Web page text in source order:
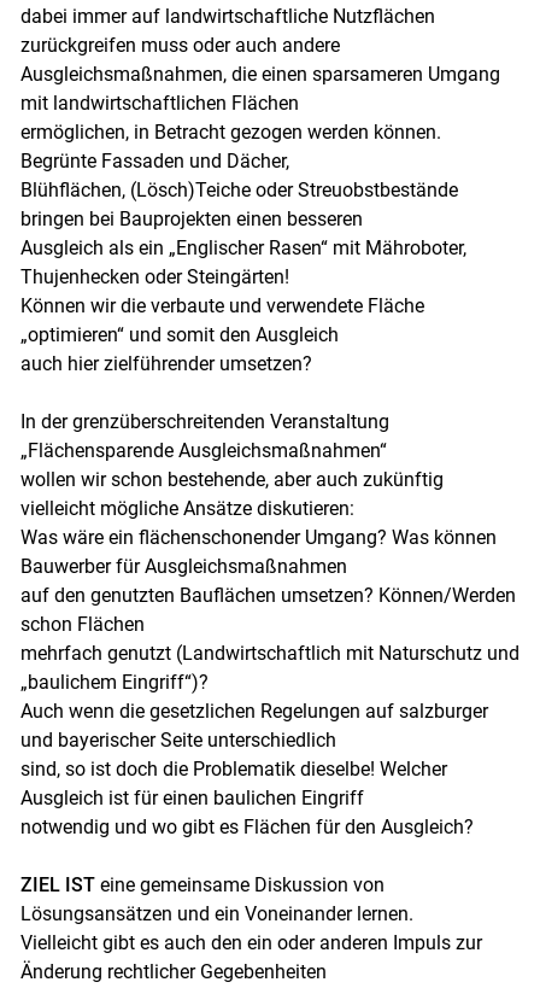
Skip to main content
dabei immer auf landwirtschaftliche Nutzflächen
zurückgreifen muss oder auch andere
Ausgleichsmaßnahmen, die einen sparsameren Umgang
mit landwirtschaftlichen Flächen
ermöglichen, in Betracht gezogen werden können.
Begrünte Fassaden und Dächer,
Blühflächen, (Lösch)Teiche oder Streuobstbestände
bringen bei Bauprojekten einen besseren
Ausgleich als ein „Englischer Rasen“ mit Mähroboter,
Thujenhecken oder Steingärten!
Können wir die verbaute und verwendete Fläche
„optimieren“ und somit den Ausgleich
auch hier zielführender umsetzen?
In der grenzüberschreitenden Veranstaltung
„Flächensparende Ausgleichsmaßnahmen“
wollen wir schon bestehende, aber auch zukünftig
vielleicht mögliche Ansätze diskutieren:
Was wäre ein flächenschonender Umgang? Was können
Bauwerber für Ausgleichsmaßnahmen
auf den genutzten Bauflächen umsetzen? Können/Werden
schon Flächen
mehrfach genutzt (Landwirtschaftlich mit Naturschutz und
„baulichem Eingriff“)?
Auch wenn die gesetzlichen Regelungen auf salzburger
und bayerischer Seite unterschiedlich
sind, so ist doch die Problematik dieselbe! Welcher
Ausgleich ist für einen baulichen Eingriff
notwendig und wo gibt es Flächen für den Ausgleich?
ZIEL ISTeine gemeinsame Diskussion von
Lösungsansätzen und ein Voneinander lernen.
Vielleicht gibt es auch den ein oder anderen Impuls zur
Änderung rechtlicher Gegebenheiten